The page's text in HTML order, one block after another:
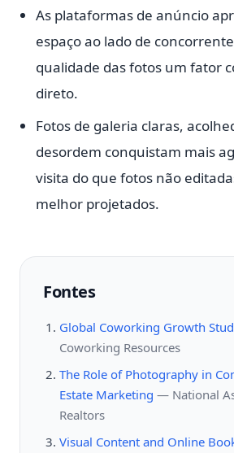
As plataformas de anúncio
espaço ao lado de
qualidade das fotos um fator
direto.
Fotos de galeria claras,
desordem conquistam mais
visita do que fotos não
melhor projetados.
Fontes
Global Coworking Growth
Coworking Resources
The Role of Photography in
Estate Marketing — National
Realtors
Visual Content and Online